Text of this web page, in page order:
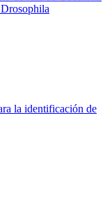
la identificación de